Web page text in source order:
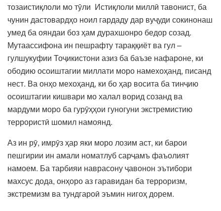
тозаистиқлоли мо тӯли Истиқлоли миллӣ тавонист, ба
чунин дастовардҳо ноил гардаду дар вуҷуди сокинонаш
умед ба ояндаи боз ҳам дурахшонро бедор созад.
Мутаассифона ин пешрафту тараққиёт ва гул –
гулшукуфии Тоҷикистони азиз ба баъзе нафароне, ки
ободию осоиштагии миллати моро намехоҳанд, писанд
нест. Ва онҳо мехоҳанд, ки бо ҳар восита ба тинҷию
осоиштагии кишвари мо халал ворид созанд ва
мардуми моро ба гурӯҳҳои гуногуни экстремистию
террористӣ шомил намоянд.
Аз ин рӯ, имрӯз ҳар яки моро лозим аст, ки барои
пешгирии ин амали номатлуб сарҷамъ фаъолият
намоем. Ба тарбияи наврасону ҷавонон эътибори
махсус дода, онҳоро аз гаравидан ба терроризм,
экстремизм ва тундгароӣ эъмин нигоҳ дорем.